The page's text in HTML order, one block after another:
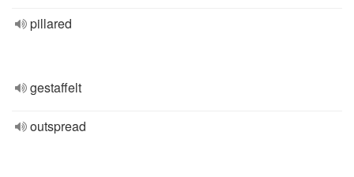
pillared
gestaffelt
outspread